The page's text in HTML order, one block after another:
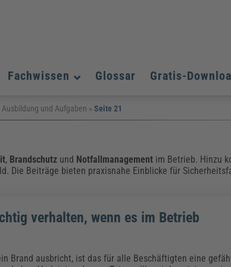
& Gefahrstoffe
& REACH
und Office-Management
Organisation & Dokumentation
und IT-Sicherheit
& Dokumentation
und Management
(AKADEMIE HERKERT)
Fachwissen
und Office-Management
und Management
Glossar Gratis-
und Office-Management
und Management
und Aufgaben »Seite 21
, Brandschutz und Notfallmanagement im Betrieb. Hinzu
Die Beiträge bieten praxisnahe Einblicke für
verhalten, wenn es im Betrieb
Brand ausbricht, ist das für alle Beschäftigten eine